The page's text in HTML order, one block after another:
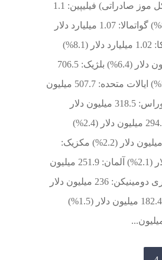
(28.2 درصد از کل موز صادراتی) فیلیپین: 1.1
میلیارد دلار (8.8%) گواتمالا: 1.07 میلیارد دلار
(8.5%) کاستاریکا: 1.02 میلیارد دلار (8.1%)
هلند: 795.5 میلیون دلار (6.4%) بلژیک: 706.5
میلیون دلار (5.6%) ایالات متحده: 507.7 میلیون
دلار (4.1%) هندوراس: 318.5 میلیون دلار
(2.5%) ویتنام: 294.0 میلیون دلار (2.4%)
کامرون: 272.5 میلیون دلار (2.2%) مکزیک:
262.7 میلیون دلار (2.1%) آلمان: 251.9 میلیون
دلار (2%) جمهوری دومینیکن: 236 میلیون دلار
(1.9%) کامبوج: 182.4 میلیون دلار (1.5%)